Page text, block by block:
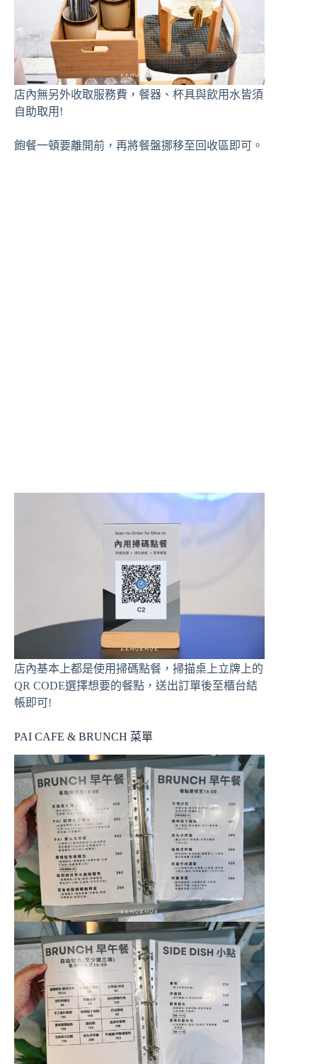
店內無另外收取服務費，餐器、杯具與飲用水皆須
自助取用!
飽餐一頓要離開前，再將餐盤挪移至回收區即可。
店內基本上都是使用掃碼點餐，掃描桌上立牌上的
QR CODE選擇想要的餐點，送出訂單後至櫃台結
帳即可!
PAI CAFE & BRUNCH 菜單